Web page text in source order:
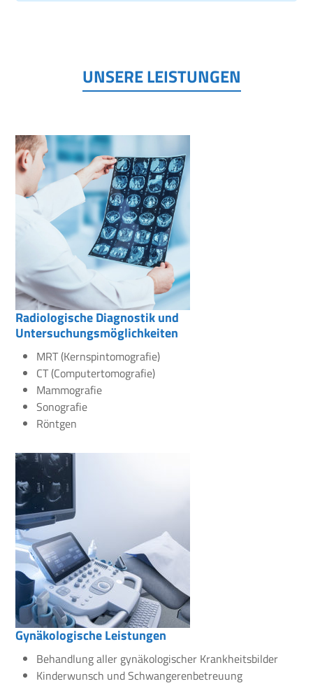
UNSERE LEISTUNGEN
Radiologische Diagnostik und
Untersuchungsmöglichkeiten
MRT (Kernspintomografie)
CT (Computertomografie)
Mammografie
Sonografie
Röntgen
Gynäkologische Leistungen
Behandlung aller gynäkologischer Krankheitsbilder
Kinderwunsch und Schwangerenbetreuung